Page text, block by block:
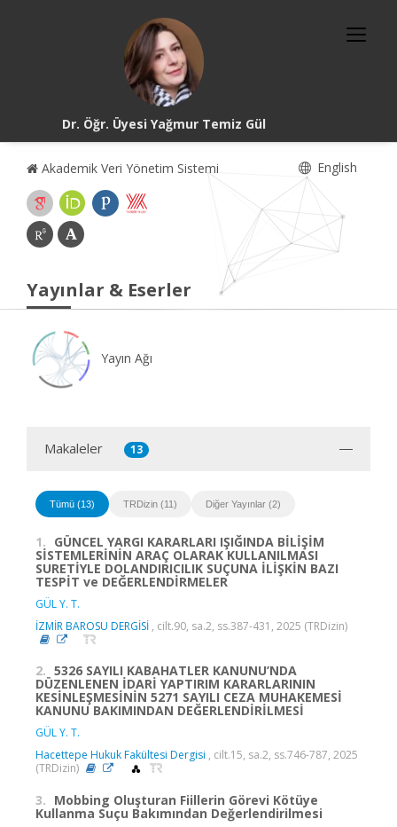
Dr. Öğr. Üyesi Yağmur Temiz Gül
Akademik Veri Yönetim Sistemi English
Yayınlar & Eserler
Yayın Ağı
Makaleler 13
Tümü (13) TRDizin (11) Diğer Yayınlar (2)
1. GÜNCEL YARGI KARARLARI IŞIĞINDA BİLİŞİM
SİSTEMLERİNİN ARAÇ OLARAK KULLANILMASI
SURETİYLE DOLANDIRICILIK SUÇUNA İLİŞKİN BAZI
TESPİT ve DEĞERLENDİRMELER
GÜL Y. T.
İZMİR BAROSU DERGİSİ , cilt.90, sa.2, ss.387-431, 2025 (TRDizin)
2. 5326 SAYILI KABAHATLER KANUNU’NDA
DÜZENLENEN İDARİ YAPTIRIM KARARLARININ
KESİNLEŞMESİNİN 5271 SAYILI CEZA MUHAKEMESİ
KANUNU BAKIMINDAN DEĞERLENDİRİLMESİ
GÜL Y. T.
Hacettepe Hukuk Fakültesi Dergisi , cilt.15, sa.2, ss.746-787, 2025
(TRDizin)
3. Mobbing Oluşturan Fiillerin Görevi Kötüye
Kullanma Suçu Bakımından Değerlendirilmesi